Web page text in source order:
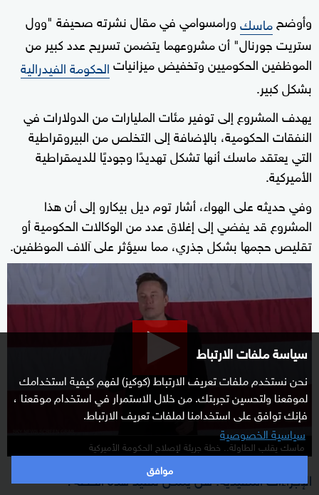
سياسة ملفات الارتباط
نحن نستخدم ملفات تعريف الارتباط (كوكيز) لفهم كيفية استخدامك
لموقعنا ولتحسين تجربتك. من خلال الاستمرار في استخدام موقعنا ،
فإنك توافق على استخدامنا لملفات تعريف الارتباط.
سياسية الخصوصية
موافق
وأوضحماسكورامسوامي في مقال نشرته صحيفة "وول
ستريت جورنال" أن مشروعهما يتضمن تسريح عدد كبير من
الموظفين الحكوميين وتخفيض ميزانياتالحكومة الفيدرالية
بشكل كبير.
يهدف المشروع إلى توفير مئات المليارات من الدولارات في
النفقات الحكومية، بالإضافة إلى التخلص من البيروقراطية
التي يعتقد ماسك أنها تشكل تهديدًا وجوديًا للديمقراطية
الأميركية.
وفي حديثه على الهواء، أشار توم ديل بيكارو إلى أن هذا
المشروع قد يفضي إلى إغلاق عدد من الوكالات الحكومية أو
تقليص حجمها بشكل جذري، مما سيؤثر على آلاف الموظفين.
of
seconds
ماسك يقلب الطاولة.. خطة جريئة لإصلاح الحكومة الأميركية
الإجراءات التنفيذية: هل يمكن تنفيذ هذه الخطة؟